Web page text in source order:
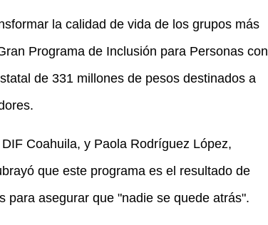
la calidad de vida de los grupos más
Programa de Inclusión para Personas con
de 331 millones de pesos destinados a
Coahuila, y Paola Rodríguez López,
que este programa es el resultado de
para asegurar que "nadie se quede atrás".